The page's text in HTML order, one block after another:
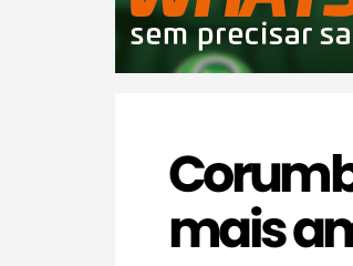
mais